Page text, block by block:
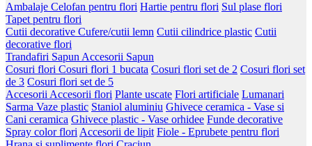
Ambalaje Celofan pentru flori Hartie pentru flori Sul plase flori
Tapet pentru flori
Cutii decorative Cufere/cutii lemn Cutii cilindrice plastic Cutii
decorative flori
Trandafiri Sapun Accesorii Sapun
Cosuri flori Cosuri flori 1 bucata Cosuri flori set de 2 Cosuri flori set
de 3 Cosuri flori set de 5
Accesorii Accesorii flori Plante uscate Flori artificiale Lumanari
Sarma Vaze plastic Staniol aluminiu Ghivece ceramica - Vase si
Cani ceramica Ghivece plastic - Vase orhidee Funde decorative
Spray color flori Accesorii de lipit Fiole - Eprubete pentru flori